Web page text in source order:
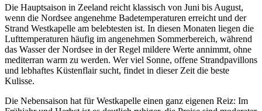
Die Hauptsaison in Zeeland reicht klassisch von Juni bis August,
wenn die Nordsee angenehme Badetemperaturen erreicht und der
Strand Westkapelle am belebtesten ist. In diesen Monaten liegen die
Lufttemperaturen häufig im angenehmen Sommerbereich, während
das Wasser der Nordsee in der Regel mildere Werte annimmt, ohne
mediterran warm zu werden. Wer viel Sonne, offene Strandpavillons
und lebhaftes Küstenflair sucht, findet in dieser Zeit die beste
Kulisse.
Die Nebensaison hat für Westkapelle einen ganz eigenen Reiz: Im